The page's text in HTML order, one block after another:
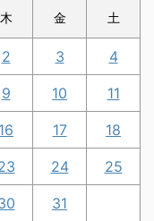
木 金 土
2 3 4
9 10 11
16 17 18
24 25
31